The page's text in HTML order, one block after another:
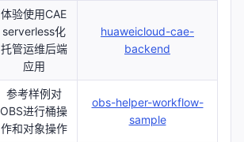
体验使用CAE
serverless化
托管运维后端
应用
huaweicloud-cae-
backend
参考样例对
OBS进行桶操
作和对象操作
obs-helper-workflow-
sample